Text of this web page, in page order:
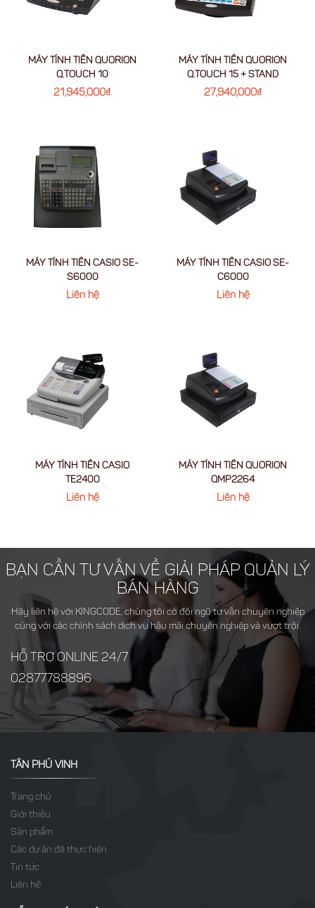
MÁY TÍNH TIỀN QUORION
Q.TOUCH 10
21,945,000₫
MÁY TÍNH TIỀN QUORION
Q.TOUCH 15 + STAND
27,940,000₫
MÁY TÍNH TIỀN CASIO SE-
S6000
Liên hệ
MÁY TÍNH TIỀN CASIO SE-
C6000
Liên hệ
MÁY TÍNH TIỀN CASIO
TE2400
Liên hệ
MÁY TÍNH TIỀN QUORION
QMP2264
Liên hệ
BẠN CẦN TƯ VẤN VỀ GIẢI PHÁP QUẢN LÝ
BÁN HÀNG
Hãy liên hệ với KINGCODE, chúng tôi có đội ngũ tư vấn chuyên nghiệp
cùng với các chính sách dịch vụ hậu mãi chuyên nghiệp và vượt trội.
HỖ TRỢ ONLINE 24/7
02877788896
TÂN PHÚ VINH
Trang chủ
Giới thiệu
Sản phẩm
Các dự án đã thực hiện
Tin tức
Liên hệ